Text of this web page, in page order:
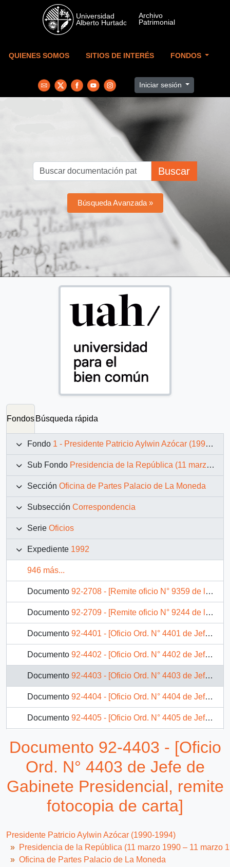
Skip to main content
QUIENES SOMOS SITIOS DE INTERÉS FONDOS
Iniciar sesión
Buscar
Búsqueda Avanzada »
Fondos Búsqueda rápida
Fondo 1 - Presidente Patricio Aylwin Azócar (1990-1994)
Sub Fondo Presidencia de la República (11 marzo 1990 – 11 marzo 1994)
Sección Oficina de Partes Palacio de La Moneda
Subsección Correspondencia
Serie Oficios
Expediente 1992
946 más...
Documento 92-2708 - [Remite oficio N° 9359 de la Honorable Cámara de Diputados]
Documento 92-2709 - [Remite oficio N° 9244 de la Honorable Cámara de Diputados]
Documento 92-4401 - [Oficio Ord. N° 4401 de Jefe de Gabinete Presidencial, remite fotocopia de carta]
Documento 92-4402 - [Oficio Ord. N° 4402 de Jefe de Gabinete Presidencial, remite fotocopia de carta]
Documento 92-4403 - [Oficio Ord. N° 4403 de Jefe de Gabinete Presidencial, remite fotocopia de carta]
Documento 92-4404 - [Oficio Ord. N° 4404 de Jefe de Gabinete Presidencial, remite fotocopia de carta]
Documento 92-4405 - [Oficio Ord. N° 4405 de Jefe de Gabinete Presidencial, remite fotocopia de carta]
92-4406 - [Oficio Ord. N° 4406 de Jefe de Gabinete Presidencial, remite fotocopia de carta]
Documento 92-4407 - [Oficio Ord. N° 4407 de Jefe de Gabinete Presidencial, remite fotocopia de carta]
675 más...
Documento 92-4403 - [Oficio
Ord. N° 4403 de Jefe de
Gabinete Presidencial, remite
fotocopia de carta]
Presidente Patricio Aylwin Azócar (1990-1994)
Presidencia de la República (11 marzo 1990 – 11 marzo
Oficina de Partes Palacio de La Moneda